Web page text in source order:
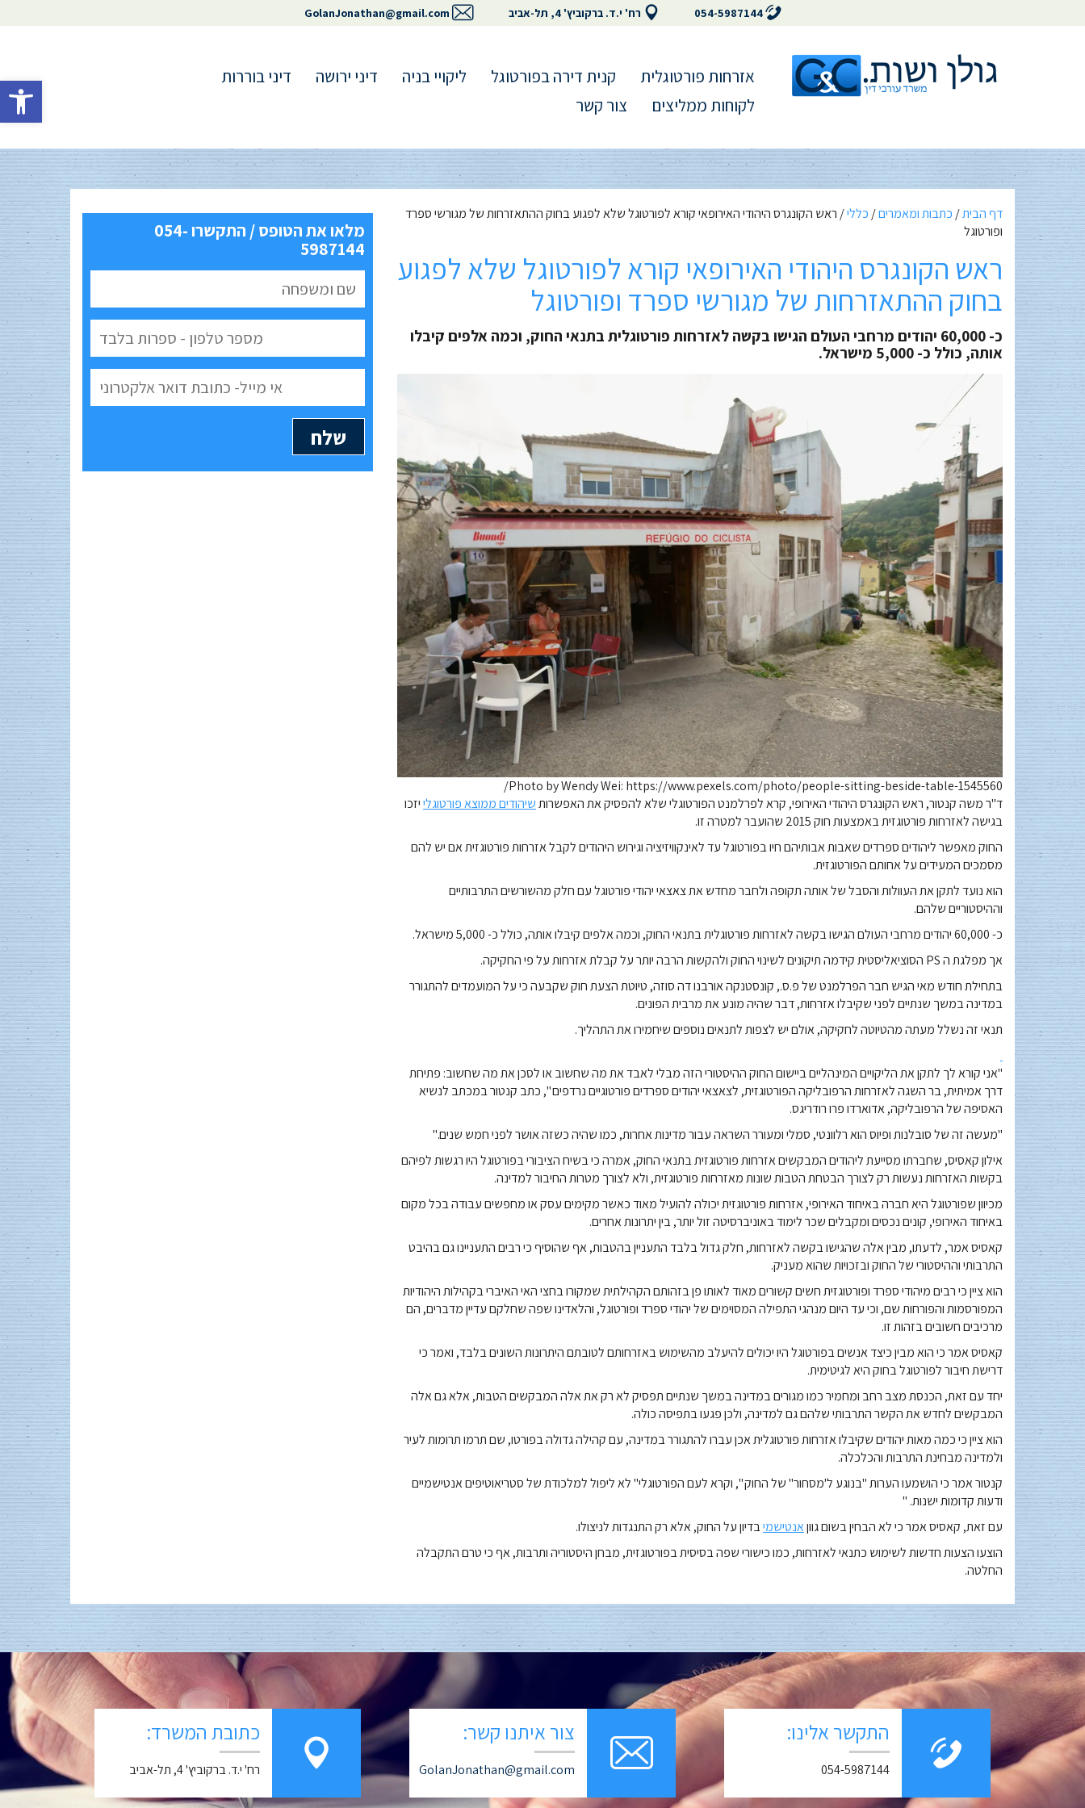
פתח
054-5987144 רח' י.ד. ברקוביץ' 4, תל-אביב GolanJonathan@gmail.com
אזרחות פורטוגלית קנית דירה בפורטוגל ליקויי בניה דיני ירושה
דיני בוררות
לקוחות ממליצים
צור קשר
דף הבית/ כתבות ומאמרים/ כללי/ ראש הקונגרס היהודי האירופאי קורא לפורטוגל שלא לפגוע בחוק ההתאזרחות של מגורשי ספרד
ופורטוגל
ראש הקונגרס היהודי האירופאי קורא לפורטוגל שלא לפגוע
בחוק ההתאזרחות של מגורשי ספרד ופורטוגל
כ- 60,000 יהודים מרחבי העולם הגישו בקשה לאזרחות פורטוגלית בתנאי החוק, וכמה אלפים קיבלו
אותה, כולל כ- 5,000 מישראל.
Photo by Wendy Wei: https://www.pexels.com/photo/people-sitting-beside-table-1545560/
ד"ר משה קנטור, ראש הקונגרס היהודי האירופי, קרא לפרלמנט הפורטוגלי שלא להפסיק את האפשרותשיהודים ממוצא פורטוגלייזכו
בגישה לאזרחות פורטוגזית באמצעות חוק 2015 שהועבר למטרה זו.
החוק מאפשר ליהודים ספרדים שאבות אבותיהם חיו בפורטוגל עד לאינקוויזיציה וגירוש היהודים לקבל אזרחות פורטוגזית אם יש להם
מסמכים המעידים על אחותם הפורטוגזית.
הוא נועד לתקן את העוולות והסבל של אותה תקופה ולחבר מחדש את צאצאי יהודי פורטוגל עם חלק מהשורשים התרבותיים
וההיסטוריים שלהם.
כ- 60,000 יהודים מרחבי העולם הגישו בקשה לאזרחות פורטוגלית בתנאי החוק, וכמה אלפים קיבלו אותה, כולל כ- 5,000 מישראל.
אך מפלגת ה PS הסוציאליסטית קידמה תיקונים לשינוי החוק ולהקשות הרבה יותר על קבלת אזרחות על פי החקיקה.
בתחילת חודש מאי הגיש חבר הפרלמנט של פ.ס., קונסטנקה אורבנו דה סוזה, טיוטת הצעת חוק שקבעה כי על המועמדים להתגורר
במדינה במשך שנתיים לפני שקיבלו אזרחות, דבר שהיה מונע את מרבית הפונים.
תנאי זה נשלל מעתה מהטיוטה לחקיקה, אולם יש לצפות לתנאים נוספים שיחמירו את התהליך.
"אני קורא לך לתקן את הליקויים המינהליים ביישום החוק ההיסטורי הזה מבלי לאבד את מה שחשוב או לסכן את מה שחשוב: פתיחת
דרך אמיתית, בר השגה לאזרחות הרפובליקה הפורטוגזית, לצאצאי יהודים ספרדים פורטוגיים נרדפים ", כתב קנטור במכתב לנשיא
האסיפה של הרפובליקה, אדוארדו פרו רודריגס.
"מעשה זה של סובלנות ופיוס הוא רלוונטי, סמלי ומעורר השראה עבור מדינות אחרות, כמו שהיה כשזה אושר לפני חמש שנים."
אילון קאסיס, שחברתו מסייעת ליהודים המבקשים אזרחות פורטוגזית בתנאי החוק, אמרה כי בשיח הציבורי בפורטוגל היו רגשות לפיהם
בקשות האזרחות נעשות רק לצורך הבטחת הטבות שונות מאזרחות פורטוגזית, ולא לצורך מטרות החיבור למדינה.
מכיוון שפורטוגל היא חברה באיחוד האירופי, אזרחות פורטוגזית יכולה להועיל מאוד כאשר מקימים עסק או מחפשים עבודה בכל מקום
באיחוד האירופי, קונים נכסים ומקבלים שכר לימוד באוניברסיטה זול יותר, בין יתרונות אחרים.
קאסיס אמר, לדעתו, מבין אלה שהגישו בקשה לאזרחות, חלק גדול בלבד התעניין בהטבות, אף שהוסיף כי רבים התעניינו גם בהיבט
התרבותי וההיסטורי של החוק ובזכויות שהוא מעניק.
הוא ציין כי רבים מיהודי ספרד ופורטוגזית חשים קשורים מאוד לאותו פן בזהותם הקהילתית שמקורו בחצי האי האיברי בקהילות היהודיות
המפורסמות והפורחות שם, וכי עד היום מנהגי התפילה המסוימים של יהודי ספרד ופורטוגל, והלאדינו שפה שחלקם עדיין מדברים, הם
מרכיבים חשובים בזהות זו.
קאסיס אמר כי הוא מבין כיצד אנשים בפורטוגל היו יכולים להיעלב מהשימוש באזרחותם לטובתם היתרונות השונים בלבד, ואמר כי
דרישת חיבור לפורטוגל בחוק היא לגיטימית.
יחד עם זאת, הכנסת מצב רחב ומחמיר כמו מגורים במדינה במשך שנתיים תפסיק לא רק את אלה המבקשים הטבות, אלא גם אלה
המבקשים לחדש את הקשר התרבותי שלהם גם למדינה, ולכן פגעו בתפיסה כולה.
הוא ציין כי כמה מאות יהודים שקיבלו אזרחות פורטוגלית אכן עברו להתגורר במדינה, עם קהילה גדולה בפורטו, שם תרמו תרומות לעיר
ולמדינה מבחינת התרבות והכלכלה.
קנטור אמר כי הושמעו הערות "בנוגע ל'מסחור" של החוק ", וקרא לעם הפורטוגלי" לא ליפול למלכודת של סטריאוטיפים אנטישמיים
ודעות קדומות ישנות. "
עם זאת, קאסיס אמר כי לא הבחין בשום גווןאנטישמיבדיון על החוק, אלא רק התנגדות לניצולו.
הוצעו הצעות חדשות לשימוש כתנאי לאזרחות, כמו כישורי שפה בסיסית בפורטוגזית, מבחן היסטוריה ותרבות, אף כי טרם התקבלה
החלטה.
מלאו את הטופס / התקשרו 054-
5987144
התקשר אלינו:
054-5987144
צור איתנו קשר:
GolanJonathan@gmail.com
כתובת המשרד:
רח' י.ד. ברקוביץ' 4, תל-אביב